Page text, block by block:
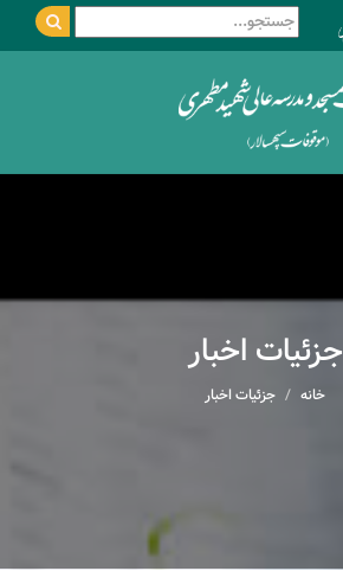
جزئیات اخبار
خانه جزئیات اخبار